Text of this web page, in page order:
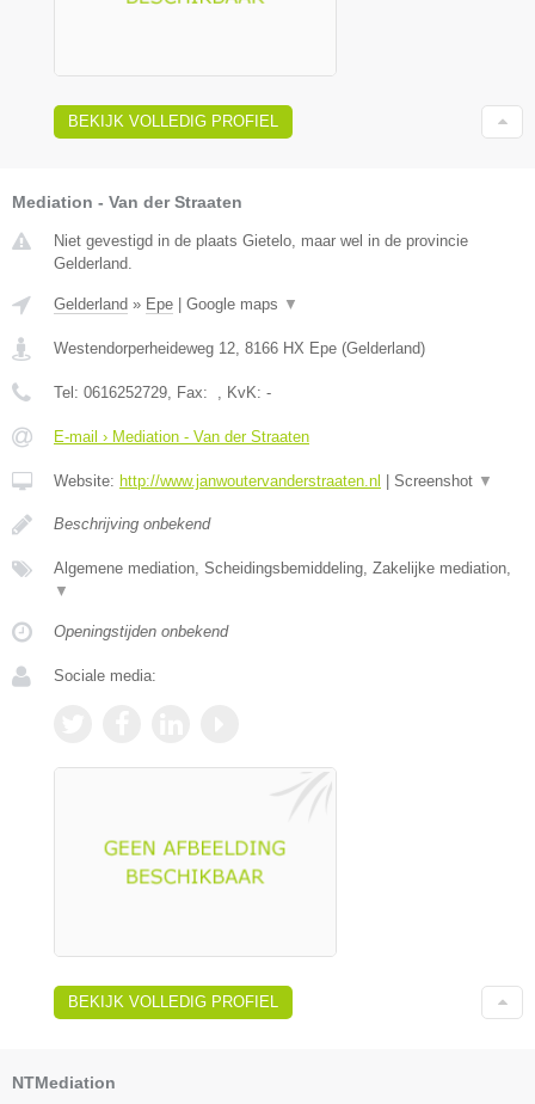
BEKIJK VOLLEDIG PROFIEL
Mediation - Van der Straaten
Niet gevestigd in de plaats Gietelo, maar wel in de provincie
Gelderland.
Gelderland » Epe Google maps ▼
Westendorperheideweg 12, 8166 HX Epe (Gelderland)
Tel: 0616252729, Fax: , KvK: -
E-mail › Mediation - Van der Straaten
Website: http://www.janwoutervanderstraaten.nl Screenshot ▼
Beschrijving onbekend
Algemene mediation, Scheidingsbemiddeling, Zakelijke mediation,
▼
Openingstijden onbekend
Sociale media:
BEKIJK VOLLEDIG PROFIEL
NTMediation